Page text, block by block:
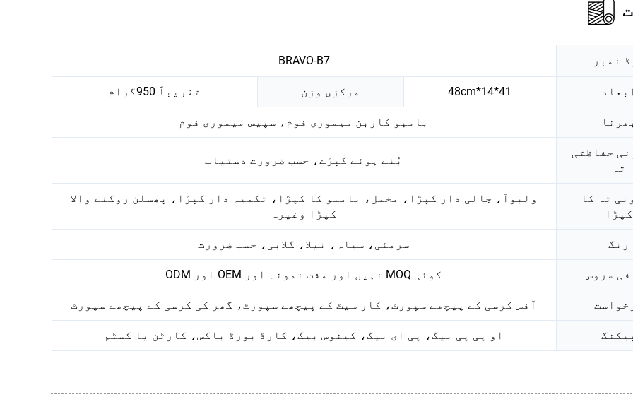
نمبر BRAVO-B7
ابعاد 41*14*48cm مرکزی وزن تقریباً 950گرام
بھرنا بامبو کاربن میموری فوم، سپیس میموری فوم
حفاظتی
تہ
بُنے ہوئے کپڑے، حسب ضرورت دستیاب
تہ کا
کپڑا
ولبوآ، جالی دار کپڑا، مخمل، بامبو کا کپڑا، تکمیہ دار کپڑا، پھسلن روکنے والا
کپڑا وغیرہ
رنگ سرمئی، سیاہ، نیلا، گلابی، حسب ضرورت
سروس کوئی MOQ نہیں اور مفت نمونہ اور OEM اور ODM
آفس کرسی کے پیچھے سپورٹ، کار سیٹ کے پیچھے سپورٹ، گھر کی کرسی کے پیچھے سپورٹ
پیکنگ او پی پی بیگ، پی ای بیگ، کینوس بیگ، کارڈ بورڈ باکس، کارٹن یا کسٹم